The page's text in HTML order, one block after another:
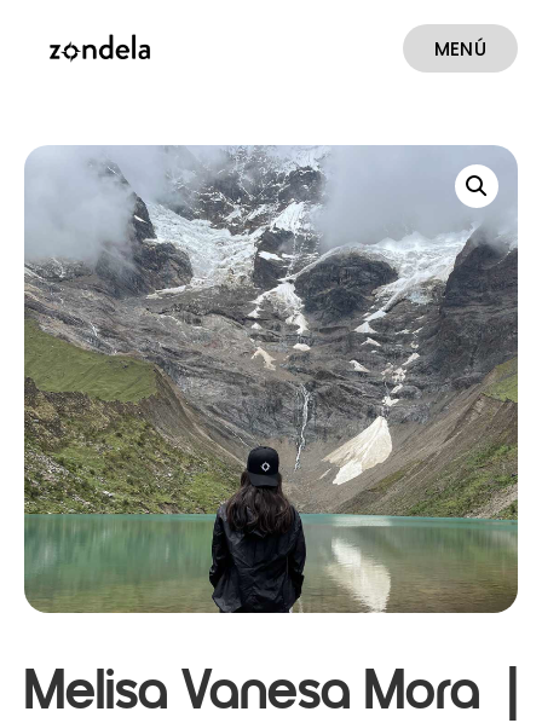
MENÚ
Melisa Vanesa Mora |